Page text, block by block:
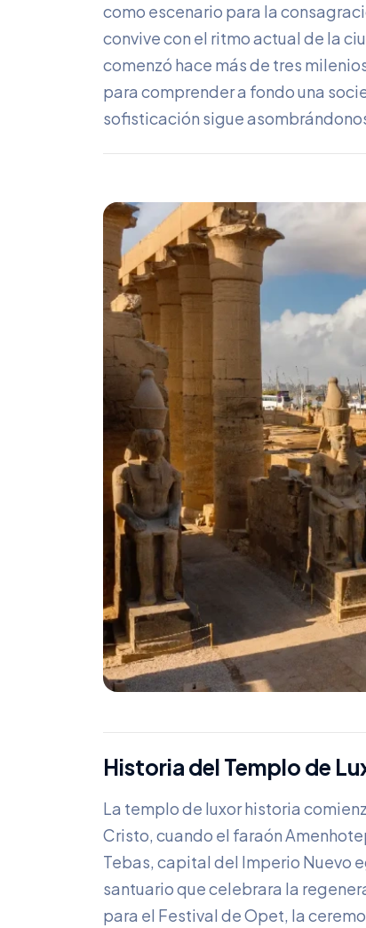
como escenario para la
convive con el ritmo actual de la
comenzó hace más de tres
para comprender a fondo una
sofisticación sigue
Historia del Templo de
La templo de luxor historia
Cristo, cuando el faraón
Tebas, capital del Imperio Nuevo
santuario que celebrara la
para el Festival de Opet, la